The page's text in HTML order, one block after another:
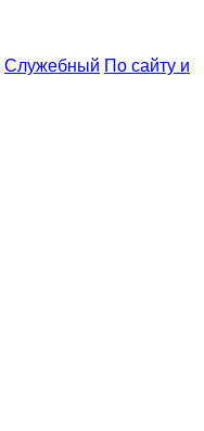
Служебный По сайту и